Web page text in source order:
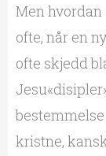
Men hvordan
ofte, når en
ofte skjedd
kristne,